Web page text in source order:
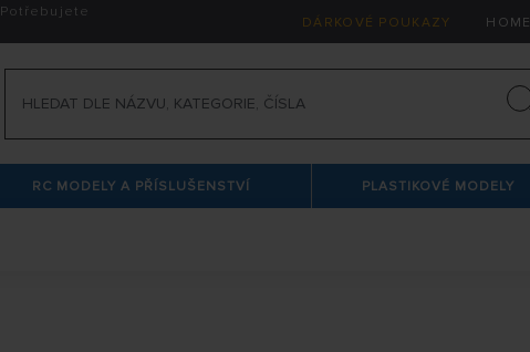
Potřebujete
DÁRKOVÉ POUKAZY HOME
RC MODELY A PŘÍSLUŠENSTVÍ PLASTIKOVÉ MODELY